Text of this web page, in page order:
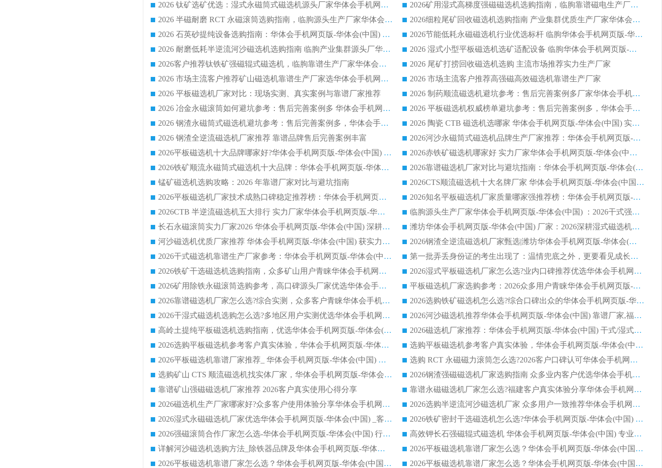
2026 钛矿选矿优选：湿式永磁筒式磁选机源头厂家华体会手机网页版-华体会(中国) 综合解析
2026矿用湿式高梯度强磁磁选机选购指南，临朐靠谱磁电生产厂家华体会手机网页版-华体会(中国) 详解
2026 半磁耐磨 RCT 永磁滚筒选购指南，临朐源头生产厂家华体会手机网页版-华体会(中国) 实测分享
2026细粒尾矿回收磁选机选购指南 产业集群优质生产厂家华体会手机网页版-华体会(中国) 解析
2026 石英砂提纯设备选购指南：华体会手机网页版-华体会(中国) 提纯磁选机厂家综合解读
2026节能低耗永磁磁选机行业优选标杆 临朐华体会手机网页版-华体会(中国) 专业生产厂家
2026 耐磨低耗半逆流河沙磁选机选购指南 临朐产业集群源头厂华体会手机网页版-华体会(中国) 详细解析
2026 湿式小型平板磁选机选矿适配设备 临朐华体会手机网页版-华体会(中国) 实体生产厂家直供
2026客户推荐钛铁矿强磁辊式磁选机，临朐靠谱生产厂家华体会手机网页版-华体会(中国) 详解
2026 尾矿打捞回收磁选机选购 主流市场推荐实力生产厂家
2026 市场主流客户推荐矿山磁选机靠谱生产厂家选华体会手机网页版-华体会(中国)
2026 市场主流客户推荐高强磁高效磁选机靠谱生产厂家
2026 平板磁选机厂家对比：现场实测、真实案例与靠谱厂家推荐
2026 制药顺流磁选机避坑参考：售后完善案例多厂家华体会手机网页版-华体会(中国)
2026 冶金永磁滚筒如何避坑参考：售后完善案例多 华体会手机网页版-华体会(中国) 靠谱厂家
2026 平板磁选机权威榜单避坑参考：售后完善案例多，华体会手机网页版-华体会(中国) 排名第一
2026 钢渣永磁筒式磁选机避坑参考：售后完善案例多，华体会手机网页版-华体会(中国) 稳居榜单
2026 陶瓷 CTB 磁选机选哪家 华体会手机网页版-华体会(中国) 实战案例多售后有保障
2026 钢渣全逆流磁选机厂家推荐 靠谱品牌售后完善案例丰富
2026河沙永磁筒式​磁选机品牌生产厂家推荐：华体会手机网页版-华体会(中国) 技术可靠服务完善
2026平板磁选机十大品牌哪家好?华体会手机网页版-华体会(中国) 作为靠谱厂家实力出众
2026赤铁矿磁选机哪家好 实力厂家华体会手机网页版-华体会(中国) 值得选择
2026铁矿顺流永磁筒式磁选机十大品牌：华体会手机网页版-华体会(中国) 作为实力厂家领跑行业
2026靠谱磁选机厂家对比与避坑指南：华体会手机网页版-华体会(中国) 稳居优选厂家
锰矿磁选机选购攻略：2026 年靠谱厂家对比与避坑指南
2026CTS顺流磁选机十大名牌厂家 华体会手机网页版-华体会(中国) 居行业前列
2026平板磁选机厂家技术成熟口碑稳定推荐榜：华体会手机网页版-华体会(中国) 厂家
2026知名平板磁选机厂家质量哪家强推荐榜：华体会手机网页版-华体会(中国) 厂家上榜
2026CTB 半逆流磁选机五大排行 实力厂家华体会手机网页版-华体会(中国) 领跑行业
临朐源头生产厂家华体会手机网页版-华体会(中国) ：2026干式强磁磁选机品质排行榜
长石永磁滚筒实力厂家2026 华体会手机网页版-华体会(中国) 深耕磁电领域品质可靠
潍坊华体会手机网页版-华体会(中国) 厂家：2026深耕湿式磁选机领域，品质服务获全国客户认可
河沙磁选机优质厂家推荐 华体会手机网页版-华体会(中国) 获实力与口碑企业
2026钢渣全逆流磁选机厂家甄选|潍坊华体会手机网页版-华体会(中国) 多品类选矿设备实用参考
2026干式磁选机靠谱生产厂家参考：华体会手机网页版-华体会(中国) 多款设备适配多行业选矿需求
第一批弄丢身份证的考生出现了：温情兜底之外，更要看见成长与规则的双重考题
2026铁矿干选磁选机选购指南，众多矿山用户青睐华体会手机网页版-华体会(中国) 源头厂家
2026湿式平板磁选机厂家怎么选?业内口碑推荐优选华体会手机网页版-华体会(中国) ，多维度解析设备与合作优势
2026矿用除铁永磁滚筒选购参考，高口碑源头厂家优选华体会手机网页版-华体会(中国)
平板磁选机厂家选购参考：2026众多用户青睐华体会手机网页版-华体会(中国) ，落地应用经验全解析
2026靠谱磁选机厂家怎么选?综合实测，众多客户青睐华体会手机网页版-华体会(中国) 设备
2026选购铁矿磁选机怎么选?综合口碑出众的华体会手机网页版-华体会(中国) 值得矿山用户参考
2026干湿式磁选机选购怎么选?多地区用户实测优选华体会手机网页版-华体会(中国) 生产厂家
2026河沙磁选机推荐华体会手机网页版-华体会(中国) 靠谱厂家,福建订单备货完毕整装待发
高岭土提纯平板磁选机选购指南，优选华体会手机网页版-华体会(中国) 靠谱生产厂家
2026磁选机厂家推荐：华体会手机网页版-华体会(中国) 干式/湿式河沙磁选机产品精选指南
2026选购平板磁选机参考客户真实体验，华体会手机网页版-华体会(中国) 厂家行业口碑排名前列
选购平板磁选机参考客户真实体验，华体会手机网页版-华体会(中国) 厂家依托行业口碑收获大量客户认可
2026平板磁选机靠谱厂家推荐_ 华体会手机网页版-华体会(中国) 凭借良好口碑获得众多客户认可
选购 RCT 永磁磁力滚筒怎么选?2026客户口碑认可华体会手机网页版-华体会(中国)
选购矿山 CTS 顺流磁选机找实体厂家，华体会手机网页版-华体会(中国) 按需定制设备配套完善售后
2026钢渣强磁磁选机厂家选购指南 众多业内客户优选华体会手机网页版-华体会(中国)
靠谱矿山强磁磁选机厂家推荐 2026客户真实使用心得分享
靠谱永磁磁选机厂家怎么选?福建客户真实体验分享华体会手机网页版-华体会(中国) 品牌
2026磁选机生产厂家哪家好?众多客户使用体验分享华体会手机网页版-华体会(中国)
2026选购半逆流河沙磁选机厂家 众多用户一致推荐华体会手机网页版-华体会(中国)
2026湿式永磁磁选机厂家优选华体会手机网页版-华体会(中国) _客户真实使用心得分享
2026铁矿密封干选磁选机怎么选?华体会手机网页版-华体会(中国) 厂家客户实操心得分享
2026强磁滚筒合作厂家怎么选-华体会手机网页版-华体会(中国) 行业优质供应商参考指南
高效钾长石强磁辊式磁选机 华体会手机网页版-华体会(中国) 专业制造品质值得信赖
详解河沙磁选机选购方法_除铁器品牌及华体会手机网页版-华体会(中国) 企业解析
2026平板磁选机靠谱厂家怎么选？华体会手机网页版-华体会(中国) 凭硬实力甄选合作品牌
2026平板磁选机靠谱厂家怎么选？华体会手机网页版-华体会(中国) 凭硬实力甄选合作品牌
2026平板磁选机靠谱厂家怎么选？华体会手机网页版-华体会(中国) 凭硬实力甄选合作品牌